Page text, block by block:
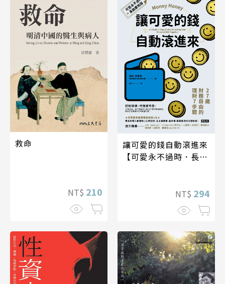
救命
NT$ 210
讓可愛的錢自動滾進來
【可愛永不過時．長銷
NT$ 294